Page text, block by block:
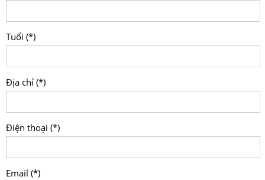
Tuổi (*)
Địa chỉ (*)
Điện thoại (*)
Email (*)